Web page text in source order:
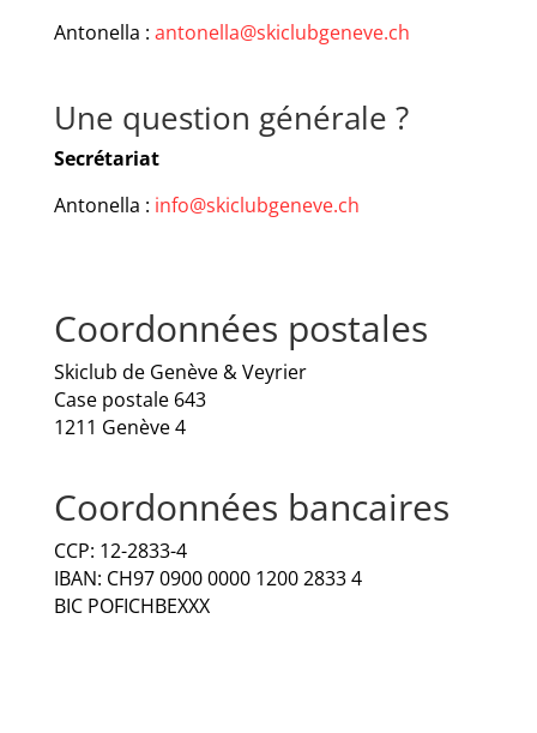
Antonella : antonella@skiclubgeneve.ch
Une question générale ?
Secrétariat
Antonella : info@skiclubgeneve.ch
Coordonnées postales
Skiclub de Genève & Veyrier
Case postale 643
1211 Genève 4
Coordonnées bancaires
CCP: 12-2833-4
IBAN: CH97 0900 0000 1200 2833 4
BIC POFICHBEXXX